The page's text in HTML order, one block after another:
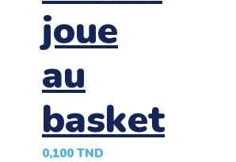
joue
au
basket
0,100 TND